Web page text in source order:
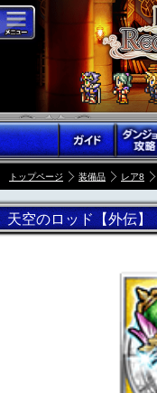
トップページ 装備品 レア8
天空のロッド【外伝】